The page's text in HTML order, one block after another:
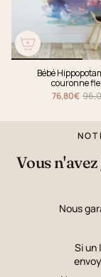
Bébé
couronne
76,80€
Vous
Nous
Si un